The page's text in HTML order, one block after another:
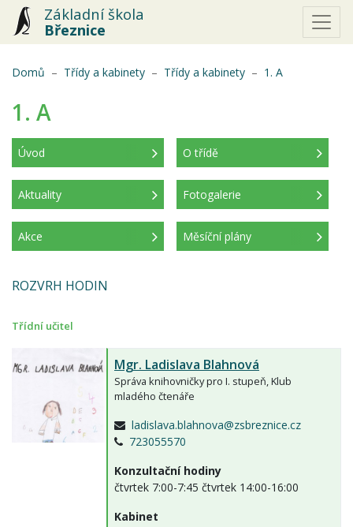
Základní škola
Březnice
Domů Třídy a kabinety Třídy a kabinety 1. A(aktuální)
1. A
Úvod
(aktuální)
O třídě
Aktuality Fotogalerie
Akce Měsíční plány
ROZVRH HODIN
Třídní učitel
Mgr. Ladislava Blahnová
Správa knihovničky pro I. stupeň, Klub
mladého čtenáře
ladislava.blahnova@zsbreznice.cz
723055570
Konzultační hodiny
čtvrtek 7:00-7:45 čtvrtek 14:00-16:00
Kabinet